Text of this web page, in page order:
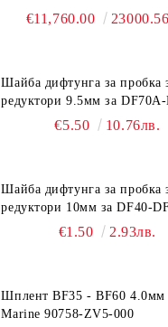
€11,760.00
Шайба дифтунга за пробка
редуктори 9.5мм за
DF150-DF350 Suzuki 09168-
€5.50 10.76лв.
Шайба дифтунга за пробка
редуктори 10мм за DF40-
Suzuki 09168-10022
€1.50 2.93лв.
Шплент BF35 - BF60 4.0мм
Marine 90758-ZV5-000